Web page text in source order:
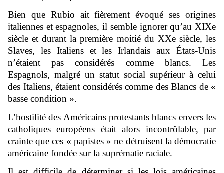
Bien que Rubio ait fièrement évoqué ses origines
italiennes et espagnoles, il semble ignorer qu’au XIXe
siècle et durant la première moitié du XXe siècle, les
Slaves, les Italiens et les Irlandais aux États-Unis
n’étaient pas considérés comme blancs. Les
Espagnols, malgré un statut social supérieur à celui
des Italiens, étaient considérés comme des Blancs de «
basse condition ».
L’hostilité des Américains protestants blancs envers les
catholiques européens était alors incontrôlable, par
crainte que ces « papistes » ne détruisent la démocratie
américaine fondée sur la suprématie raciale.